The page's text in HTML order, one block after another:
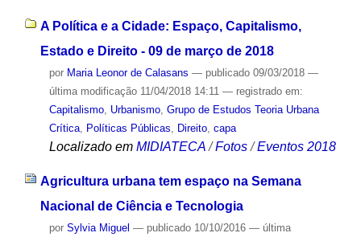
A Política e a Cidade: Espaço, Capitalismo,
Estado e Direito - 09 de março de 2018
por Maria Leonor de Calasans — publicado09/03/2018 —
última modificação11/04/2018 14:11 — registrado em:
Capitalismo, Urbanismo, Grupo de Estudos Teoria Urbana
Crítica, Políticas Públicas, Direito, capa
Localizado em MIDIATECA /Fotos /Eventos 2018
Agricultura urbana tem espaço na Semana
Nacional de Ciência e Tecnologia
por Sylvia Miguel — publicado10/10/2016 — última